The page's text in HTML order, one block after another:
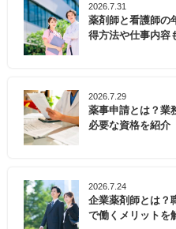
2026.7.31
薬剤師と看護師の
得方法や仕事内容
2026.7.29
薬事申請とは？業
必要な資格を紹介
2026.7.24
企業薬剤師とは？
で働くメリットを